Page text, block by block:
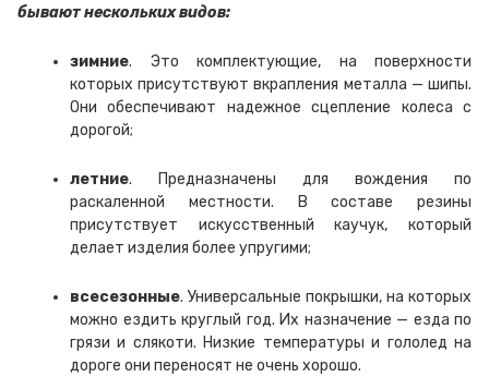
бывают нескольких видов:
зимние. Это комплектующие, на поверхности
которых присутствуют вкрапления металла — шипы.
Они обеспечивают надежное сцепление колеса с
дорогой;
летние. Предназначены для вождения по
раскаленной местности. В составе резины
присутствует искусственный каучук, который
делает изделия более упругими;
всесезонные. Универсальные покрышки, на которых
можно ездить круглый год. Их назначение — езда по
грязи и слякоти. Низкие температуры и гололед на
дороге они переносят не очень хорошо.